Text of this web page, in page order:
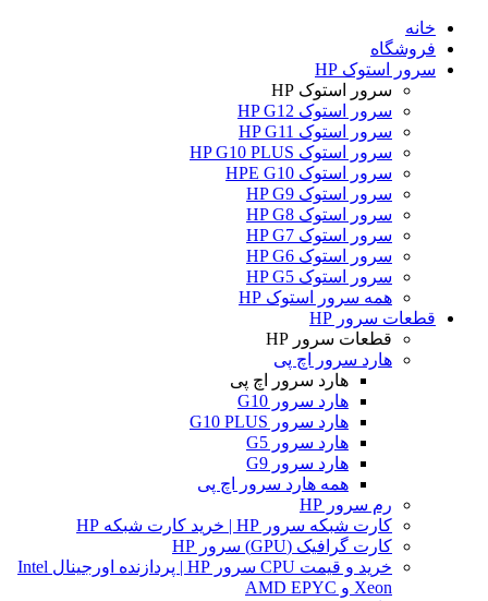
خانه
فروشگاه
سرور استوک HP
سرور استوک HP
سرور استوک HP G12
سرور استوک HP G11
سرور استوک HP G10 PLUS
سرور استوک HPE G10
سرور استوک HP G9
سرور استوک HP G8
سرور استوک HP G7
سرور استوک HP G6
سرور استوک HP G5
همه سرور استوک HP
قطعات سرور HP
قطعات سرور HP
هارد سرور اچ پی
هارد سرور اچ پی
هارد سرور G10
هارد سرور G10 PLUS
هارد سرور G5
هارد سرور G9
همه هارد سرور اچ پی
رم سرور HP
کارت شبکه سرور HP | خرید کارت شبکه HP
کارت گرافیک (GPU) سرور HP
خرید و قیمت CPU سرور HP | پردازنده اورجینال Intel
Xeon و AMD EPYC